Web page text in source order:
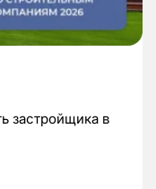
застройщика в